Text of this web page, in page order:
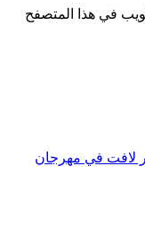
في هذا المتصفح
لافت في مهرجان